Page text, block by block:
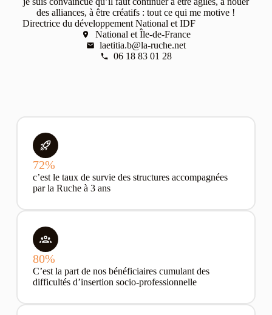
des alliances, à être créatifs : tout ce qui me motive !
Directrice du développement National et IDF
National et Île-de-France
laetitia.b@la-ruche.net
06 18 83 01 28
72%
c’est le taux de survie des structures accompagnées
par la Ruche à 3 ans
80%
C’est la part de nos bénéficiaires cumulant des
difficultés d’insertion socio-professionnelle